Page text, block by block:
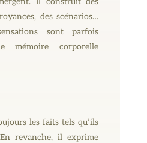
des scénarios…
sont parfois
mémoire corporelle
les faits tels qu’ils
revanche, il exprime